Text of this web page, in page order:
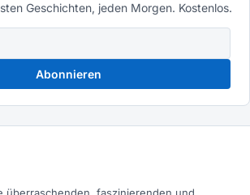
Geschichten, jeden Morgen. Kostenlos.
Abonnieren